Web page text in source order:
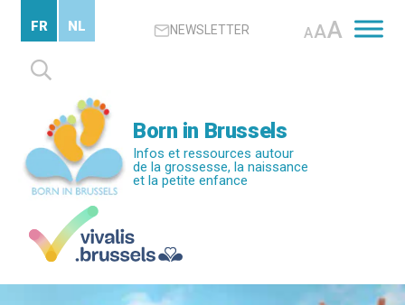
contenu
principal
NEWSLETTER AAA
Rechercher :
FR NL
Born in Brussels
Infos et ressources autour
de la grossesse, la naissance
et la petite enfance